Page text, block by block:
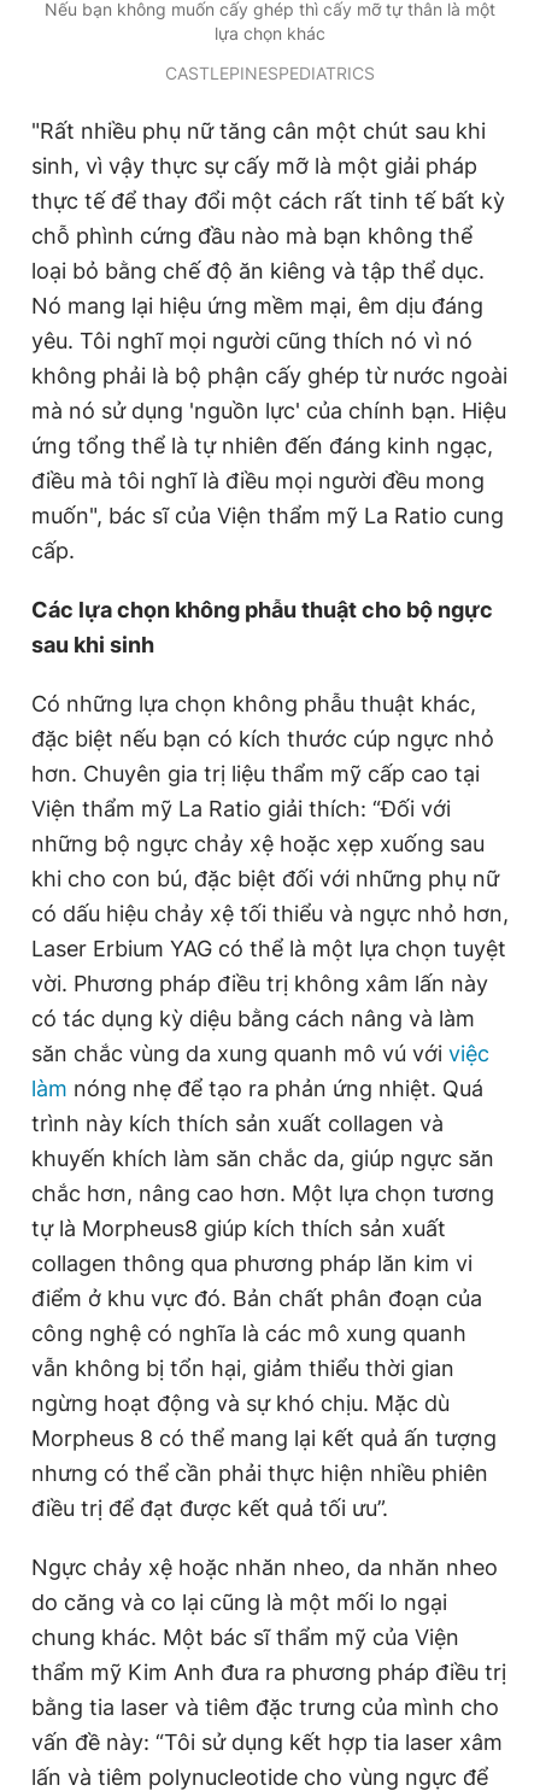
Nếu bạn không muốn cấy ghép thì cấy mỡ tự thân là một
lựa chọn khác
CASTLEPINESPEDIATRICS
"Rất nhiều phụ nữ tăng cân một chút sau khi
sinh, vì vậy thực sự cấy mỡ là một giải pháp
thực tế để thay đổi một cách rất tinh tế bất kỳ
chỗ phình cứng đầu nào mà bạn không thể
loại bỏ bằng chế độ ăn kiêng và tập thể dục.
Nó mang lại hiệu ứng mềm mại, êm dịu đáng
yêu. Tôi nghĩ mọi người cũng thích nó vì nó
không phải là bộ phận cấy ghép từ nước ngoài
mà nó sử dụng 'nguồn lực' của chính bạn. Hiệu
ứng tổng thể là tự nhiên đến đáng kinh ngạc,
điều mà tôi nghĩ là điều mọi người đều mong
muốn", bác sĩ của Viện thẩm mỹ La Ratio cung
cấp.
Các lựa chọn không phẫu thuật cho bộ ngực
sau khi sinh
Có những lựa chọn không phẫu thuật khác,
đặc biệt nếu bạn có kích thước cúp ngực nhỏ
hơn. Chuyên gia trị liệu thẩm mỹ cấp cao tại
Viện thẩm mỹ La Ratio giải thích: “Đối với
những bộ ngực chảy xệ hoặc xẹp xuống sau
khi cho con bú, đặc biệt đối với những phụ nữ
có dấu hiệu chảy xệ tối thiểu và ngực nhỏ hơn,
Laser Erbium YAG có thể là một lựa chọn tuyệt
vời. Phương pháp điều trị không xâm lấn này
có tác dụng kỳ diệu bằng cách nâng và làm
săn chắc vùng da xung quanh mô vú với việc
làm nóng nhẹ để tạo ra phản ứng nhiệt. Quá
trình này kích thích sản xuất collagen và
khuyến khích làm săn chắc da, giúp ngực săn
chắc hơn, nâng cao hơn. Một lựa chọn tương
tự là Morpheus8 giúp kích thích sản xuất
collagen thông qua phương pháp lăn kim vi
điểm ở khu vực đó. Bản chất phân đoạn của
công nghệ có nghĩa là các mô xung quanh
vẫn không bị tổn hại, giảm thiểu thời gian
ngừng hoạt động và sự khó chịu. Mặc dù
Morpheus 8 có thể mang lại kết quả ấn tượng
nhưng có thể cần phải thực hiện nhiều phiên
điều trị để đạt được kết quả tối ưu”.
Ngực chảy xệ hoặc nhăn nheo, da nhăn nheo
do căng và co lại cũng là một mối lo ngại
chung khác. Một bác sĩ thẩm mỹ của Viện
thẩm mỹ Kim Anh đưa ra phương pháp điều trị
bằng tia laser và tiêm đặc trưng của mình cho
vấn đề này: “Tôi sử dụng kết hợp tia laser xâm
lấn và tiêm polynucleotide cho vùng ngực để